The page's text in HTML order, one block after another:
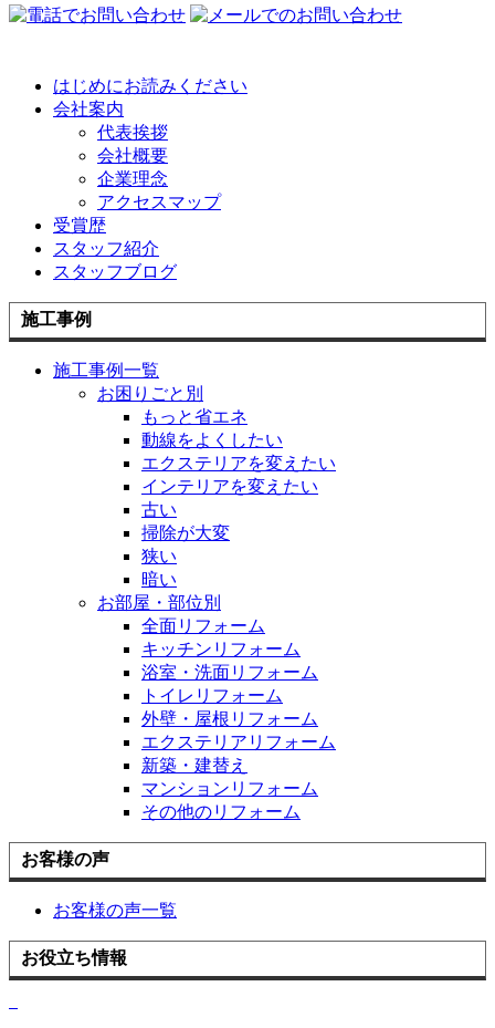
はじめにお読みください
会社案内
代表挨拶
会社概要
企業理念
アクセスマップ
受賞歴
スタッフ紹介
スタッフブログ
施工事例
施工事例一覧
お困りごと別
もっと省エネ
動線をよくしたい
エクステリアを変えたい
インテリアを変えたい
古い
掃除が大変
狭い
暗い
お部屋・部位別
全面リフォーム
キッチンリフォーム
浴室・洗面リフォーム
トイレリフォーム
外壁・屋根リフォーム
エクステリアリフォーム
新築・建替え
マンションリフォーム
その他のリフォーム
お客様の声
お客様の声一覧
お役立ち情報